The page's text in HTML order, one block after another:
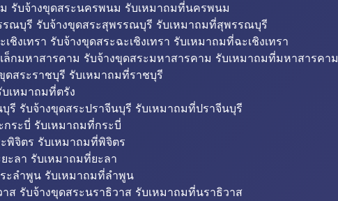
รับจ้างขุดสระนครพนม รับเหมาถมที่นครพนม
ณบุรี รับจ้างขุดสระสุพรรณบุรี รับเหมาถมที่สุพรรณบุรี
ชิงเทรา รับจ้างขุดสระฉะเชิงเทรา รับเหมาถมที่ฉะเชิงเทรา
กมหาสารคาม รับจ้างขุดสระมหาสารคาม รับเหมาถมที่มหาสารคาม
ดสระราชบุรี รับเหมาถมที่ราชบุรี
เหมาถมที่ตรัง
รี รับจ้างขุดสระปราจีนบุรี รับเหมาถมที่ปราจีนบุรี
กระบี่ รับเหมาถมที่กระบี่
พิจิตร รับเหมาถมที่พิจิตร
ะลา รับเหมาถมที่ยะลา
ะลำพูน รับเหมาถมที่ลำพูน
ส รับจ้างขุดสระนราธิวาส รับเหมาถมที่นราธิวาส